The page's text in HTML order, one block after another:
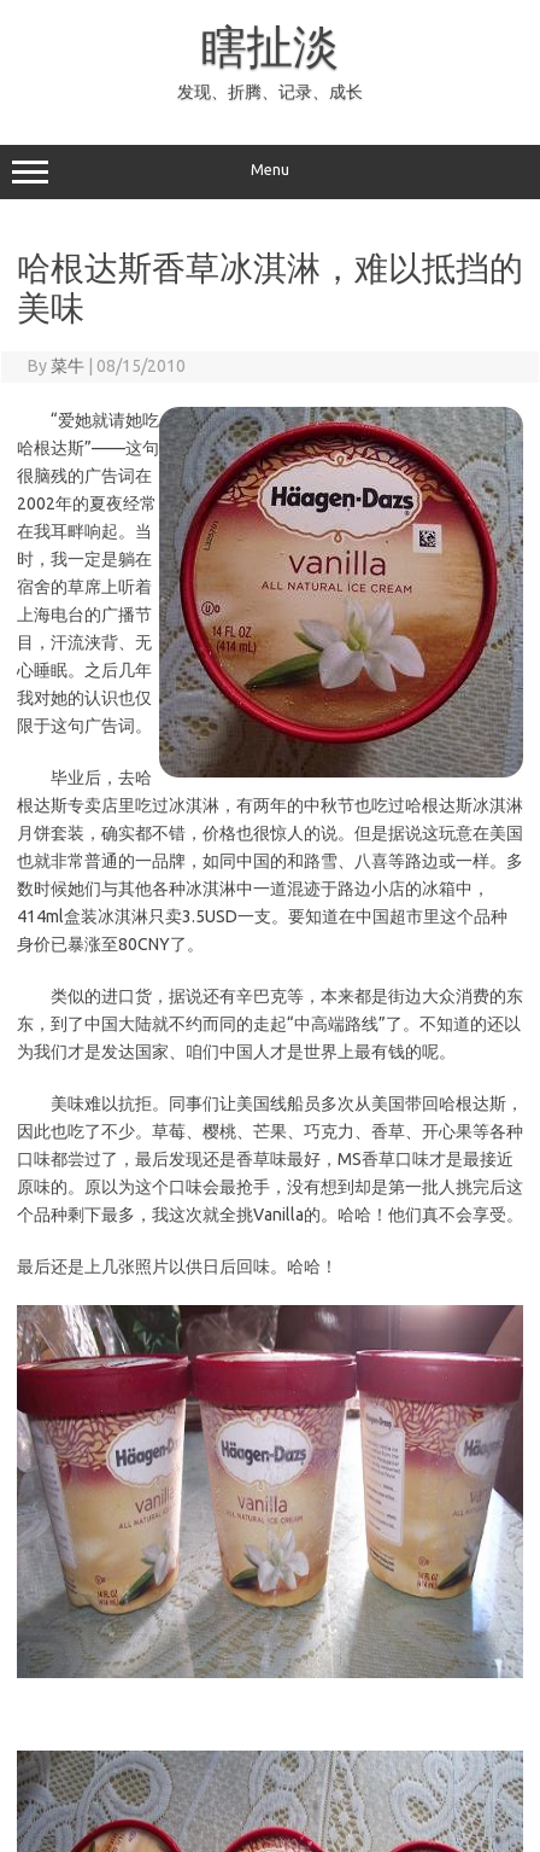
瞎扯淡
发现、折腾、记录、成长
Menu
哈根达斯香草冰淇淋，难以抵挡的
美味
By菜牛 08/15/2010
“爱她就请她吃
哈根达斯”——这句
很脑残的广告词在
2002年的夏夜经常
在我耳畔响起。当
时，我一定是躺在
宿舍的草席上听着
上海电台的广播节
目，汗流浃背、无
心睡眠。之后几年
我对她的认识也仅
限于这句广告词。
毕业后，去哈
根达斯专卖店里吃过冰淇淋，有两年的中秋节也吃过哈根达斯冰淇淋
月饼套装，确实都不错，价格也很惊人的说。但是据说这玩意在美国
也就非常普通的一品牌，如同中国的和路雪、八喜等路边或一样。多
数时候她们与其他各种冰淇淋中一道混迹于路边小店的冰箱中，
414ml盒装冰淇淋只卖3.5USD一支。要知道在中国超市里这个品种
身价已暴涨至80CNY了。
类似的进口货，据说还有辛巴克等，本来都是街边大众消费的东
东，到了中国大陆就不约而同的走起“中高端路线”了。不知道的还以
为我们才是发达国家、咱们中国人才是世界上最有钱的呢。
美味难以抗拒。同事们让美国线船员多次从美国带回哈根达斯，
因此也吃了不少。草莓、樱桃、芒果、巧克力、香草、开心果等各种
口味都尝过了，最后发现还是香草味最好，MS香草口味才是最接近
原味的。原以为这个口味会最抢手，没有想到却是第一批人挑完后这
个品种剩下最多，我这次就全挑Vanilla的。哈哈！他们真不会享受。
最后还是上几张照片以供日后回味。哈哈！